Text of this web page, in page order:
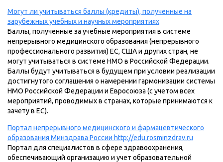
Могут ли учитываться баллы (кредиты), полученные на
зарубежных учебных и научных мероприятиях
Баллы, полученные за учебные мероприятия в системе
непрерывного медицинского образования (непрерывного
профессионального развития) ЕС, США и других стран, не
могут учитываться в системе НМО в Российской Федерации.
Баллы будут учитываться в будущем при условии реализации
достигнутого соглашения о намерении гармонизации системы
НМО Российской Федерации и Евросоюза (с учетом всех
мероприятий, проводимых в странах, которые принимаются к
зачету в ЕС).
Портал непрерывного медицинского и фармацевтического
образования Минздрава России http://edu.rosminzdrav.ru
Портал для специалистов в сфере здравоохранения,
обеспечивающий организацию и учет образовательной